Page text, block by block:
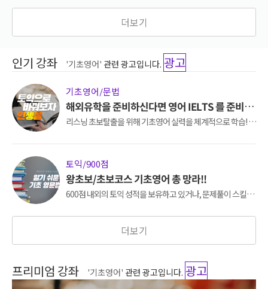
니다.
더보기
인기 강좌 '기초영어' 관련 광고입니다. 광고
기초영어/문법
해외유학을 준비하신다면 영어 IELTS 를 준비해
야합니다!
리스닝 초보탈출을 위해 기초영어 실력을 체계적으로 학습! 최
토익/900점
왕초보/초보코스 기초영어 총 망라!!
600점 내외의 토익 성적을 보유하고 있거나, 문제풀이 스킬을
더보기
프리미엄 강좌 '기초영어' 관련 광고입니다. 광고